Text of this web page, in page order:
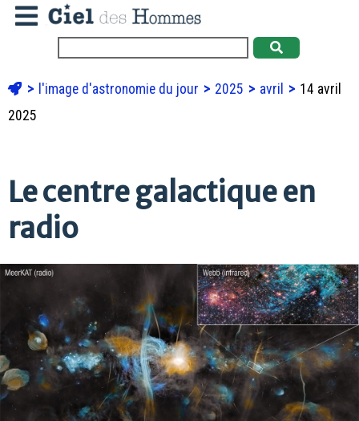
l'image d'astronomie du jour 2025 avril
14 avril
2025
Le centre galactique en
radio